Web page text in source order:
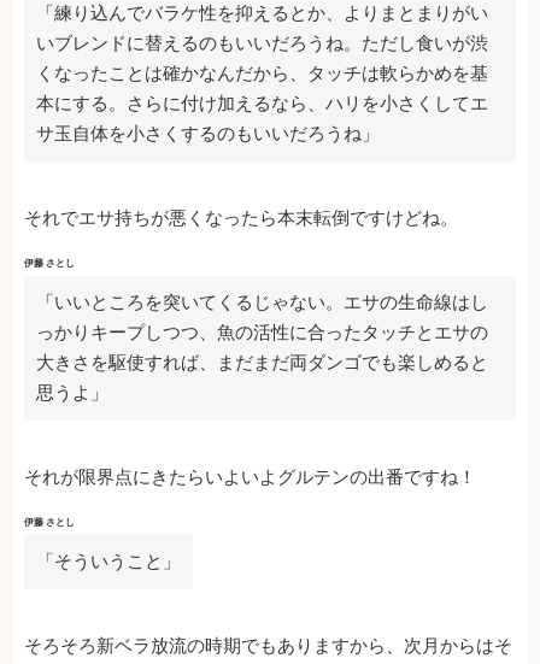
「練り込んでバラケ性を抑えるとか、よりまとまりがい
いブレンドに替えるのもいいだろうね。ただし食いが渋
くなったことは確かなんだから、タッチは軟らかめを基
本にする。さらに付け加えるなら、ハリを小さくしてエ
サ玉自体を小さくするのもいいだろうね」
それでエサ持ちが悪くなったら本末転倒ですけどね。
伊藤 さとし
「いいところを突いてくるじゃない。エサの生命線はし
っかりキープしつつ、魚の活性に合ったタッチとエサの
大きさを駆使すれば、まだまだ両ダンゴでも楽しめると
思うよ」
それが限界点にきたらいよいよグルテンの出番ですね！
伊藤 さとし
「そういうこと」
そろそろ新ベラ放流の時期でもありますから、次月からはそ